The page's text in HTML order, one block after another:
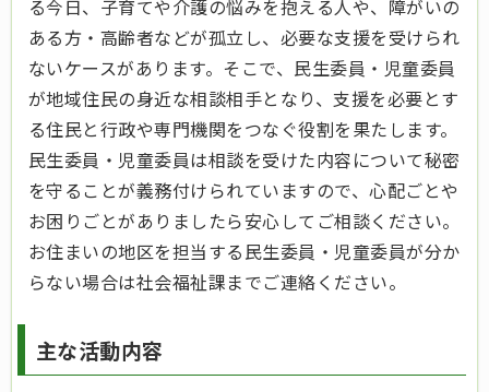
る今日、子育てや介護の悩みを抱える人や、障がいの
ある方・高齢者などが孤立し、必要な支援を受けられ
ないケースがあります。そこで、民生委員・児童委員
が地域住民の身近な相談相手となり、支援を必要とす
る住民と行政や専門機関をつなぐ役割を果たします。
民生委員・児童委員は相談を受けた内容について秘密
を守ることが義務付けられていますので、心配ごとや
お困りごとがありましたら安心してご相談ください。
お住まいの地区を担当する民生委員・児童委員が分か
らない場合は社会福祉課までご連絡ください。
主な活動内容